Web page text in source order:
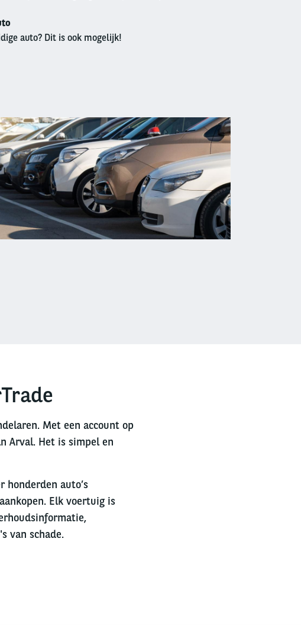
auto? Dit is ook mogelijk!
Met een account op
Arval. Het is simpel en
auto’s
Elk voertuig is
van schade.